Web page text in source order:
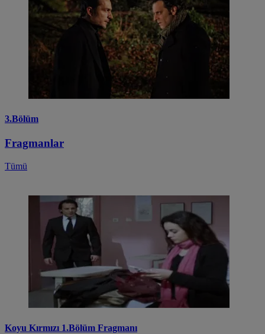
3.Bölüm
Fragmanlar
Tümü
Koyu Kırmızı 1.Bölüm Fragmanı